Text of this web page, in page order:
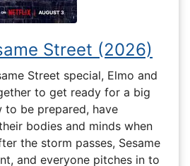
Street (2026)
Street special, Elmo and
to get ready for a big
to be prepared, have
bodies and minds when
the storm passes, Sesame
and everyone pitches in to